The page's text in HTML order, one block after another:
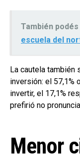
También
escuela del
La cautela
inversión: el 57,1%
invertir, el 17,1%
prefirió no
Menor